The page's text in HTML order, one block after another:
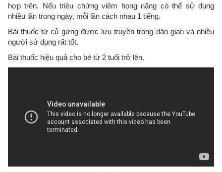
hợp trên. Nếu triệu chứng viêm họng nặng có thể sử dụng
nhiều lần trong ngày, mỗi lần cách nhau 1 tiếng.
Bài thuốc từ củ gừng được lưu truyền trong dân gian và nhiều
người sử dụng rất tốt.
Bài thuốc hiệu quả cho bé từ 2 tuổi trở lên.